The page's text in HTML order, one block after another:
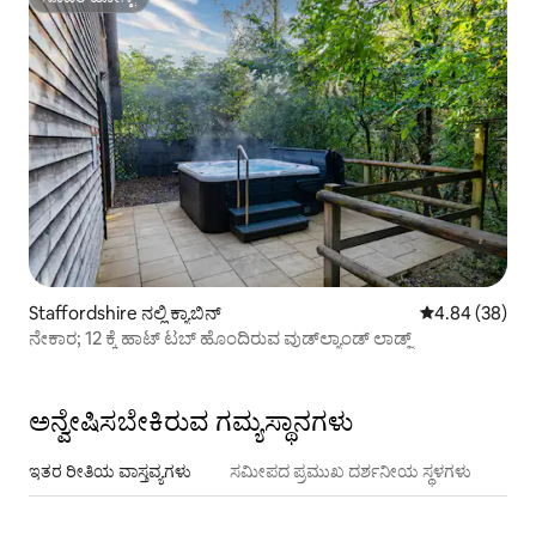
ಸೂಪರ್‌ಹೋಸ್ಟ್
Staffordshire ನಲ್ಲಿ ಕ್ಯಾಬಿನ್ 5 ರಲ್ಲಿ 4.84
4.84 (38)
ನೇಕಾರ; 12 ಕ್ಕೆ ಹಾಟ್ ಟಬ್ ಹೊಂದಿರುವ ವುಡ್‌ಲ್ಯಾಂಡ್ ಲಾಡ್ಜ್
ಅನ್ವೇಷಿಸಬೇಕಿರುವ ಗಮ್ಯಸ್ಥಾನಗಳು
ಇತರ ರೀತಿಯ ವಾಸ್ತವ್ಯಗಳು ಸಮೀಪದ ಪ್ರಮುಖ ದರ್ಶನೀಯ ಸ್ಥಳಗಳು